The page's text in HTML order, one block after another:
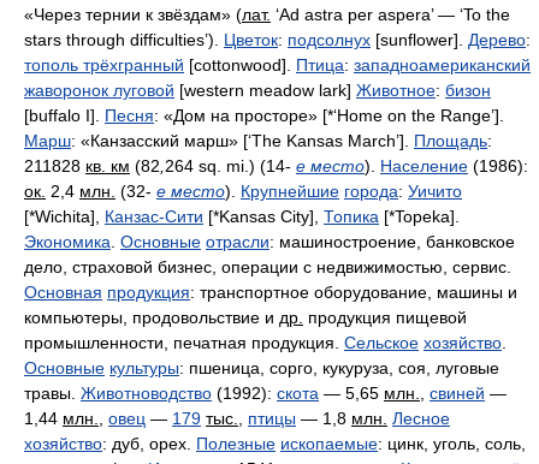
«Через тернии к звёздам» (лат. ‘Ad astra per aspera’— ‘To the
stars through difficulties’). Цветок: подсолнух [sunflower]. Дерево:
тополь трёхгранный [cottonwood]. Птица: западноамериканский
жаворонок луговой [western meadow lark] Животное: бизон
[buffalo I]. Песня: «Дом на просторе» [*‘Home on the Range’].
Марш: «Канзасский марш» [‘The Kansas March’]. Площадь:
211828 кв. км (82 264 sq. mi. ) (14- е место). Население (1986):
ок. 2,4 млн. (32- е место). Крупнейшие города: Уичито
[*Wichita], Канзас-Сити [*Kansas City], Топика [*Topeka].
Экономика Основные отрасли: машиностроение, банковское
дело, страховой бизнес, операции с недвижимостью, сервис
Основная продукция: транспортное оборудование, машины и
компьютеры, продовольствие и др. продукция пищевой
промышленности, печатная продукция Сельское хозяйство
Основные культуры: пшеница, сорго, кукуруза, соя, луговые
травы Животноводство (1992): скота — 5,65 млн. свиней —
1,44 млн. овец — 179 тыс. птицы — 1,8 млн. Лесное
хозяйство: дуб, орех Полезные ископаемые: цинк, уголь, соль,